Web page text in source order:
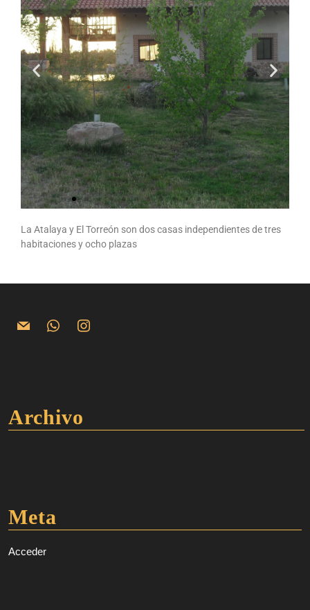
La
Atalay
La Atalaya y El Torreón son dos casas independientes de tres
habitaciones y ocho plazas
Archivo
Meta
Acceder